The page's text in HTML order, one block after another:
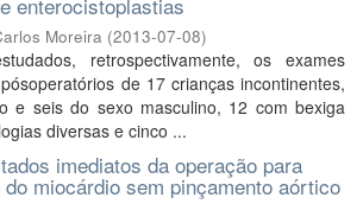
Moreira (2013-07-08)
retrospectivamente, os exames
de 17 crianças incontinentes,
e seis do sexo masculino, 12 com bexiga
diversas e cinco ...
imediatos da operação para
miocárdio sem pinçamento aórtico